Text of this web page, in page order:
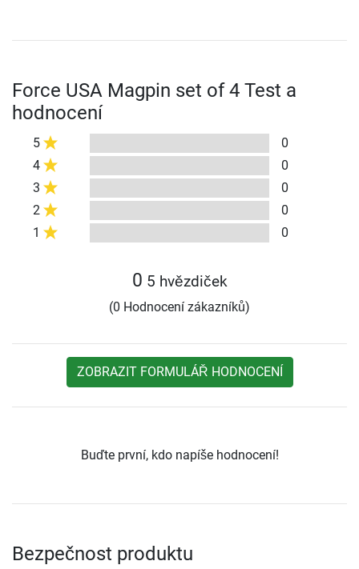
Force USA Magpin set of 4 Test a
hodnocení
5
0
4
0
3
0
2
0
1
0
0 5 hvězdiček
(0 Hodnocení zákazníků)
ZOBRAZIT FORMULÁŘ HODNOCENÍ
Buďte první, kdo napíše hodnocení!
Bezpečnost produktu